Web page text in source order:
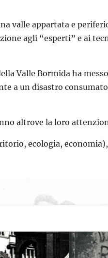
valle appartata e
agli “esperti” e ai
Valle Bormida ha
a un disastro
altrove la loro
ecologia,